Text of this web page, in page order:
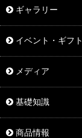
ギャラリー
イベント・ギフト
メディア
基礎知識
商品情報